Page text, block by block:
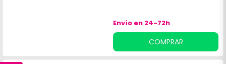
Envío en 24-72h
COMPRAR